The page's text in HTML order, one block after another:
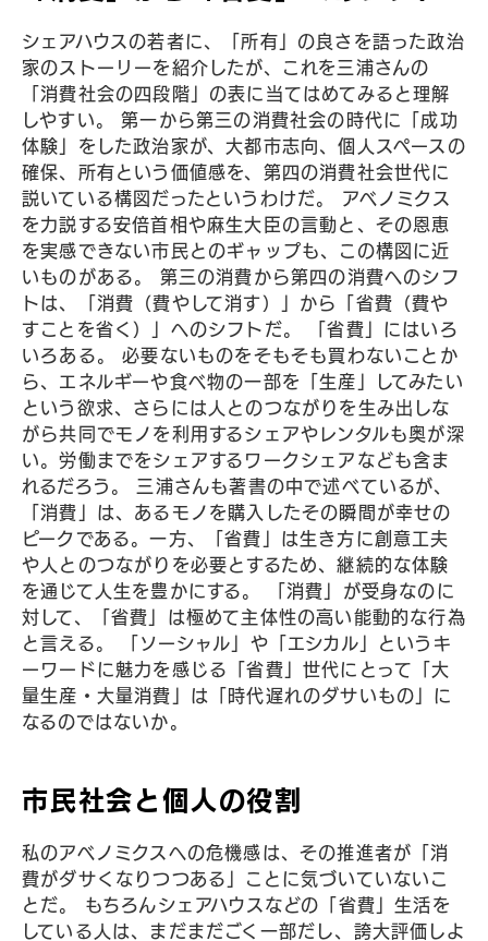
シェアハウスの若者に、「所有」の良さを語った政治
家のストーリーを紹介したが、これを三浦さんの
「消費社会の四段階」の表に当てはめてみると理解
しやすい。 第一から第三の消費社会の時代に「成功
体験」をした政治家が、大都市志向、個人スペースの
確保、所有という価値感を、第四の消費社会世代に
説いている構図だったというわけだ。 アベノミクス
を力説する安倍首相や麻生大臣の言動と、その恩恵
を実感できない市民とのギャップも、この構図に近
いものがある。 第三の消費から第四の消費へのシフ
トは、「消費（費やして消す）」から「省費（費や
すことを省く）」へのシフトだ。 「省費」にはいろ
いろある。 必要ないものをそもそも買わないことか
ら、エネルギーや食べ物の一部を「生産」してみたい
という欲求、さらには人とのつながりを生み出しな
がら共同でモノを利用するシェアやレンタルも奥が深
い。労働までをシェアするワークシェアなども含ま
れるだろう。 三浦さんも著書の中で述べているが、
「消費」は、あるモノを購入したその瞬間が幸せの
ピークである。一方、「省費」は生き方に創意工夫
や人とのつながりを必要とするため、継続的な体験
を通じて人生を豊かにする。 「消費」が受身なのに
対して、「省費」は極めて主体性の高い能動的な行為
と言える。 「ソーシャル」や「エシカル」というキ
ーワードに魅力を感じる「省費」世代にとって「大
量生産・大量消費」は「時代遅れのダサいもの」に
なるのではないか。
市民社会と個人の役割
私のアベノミクスへの危機感は、その推進者が「消
費がダサくなりつつある」ことに気づいていないこ
とだ。 もちろんシェアハウスなどの「省費」生活を
している人は、まだまだごく一部だし、誇大評価しよ